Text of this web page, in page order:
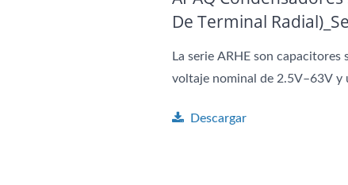
De Terminal
La serie ARHE son
voltaje nominal de 2.5V–63V y
Descargar